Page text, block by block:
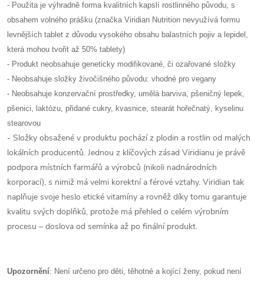
- Použita je výhradně forma kvalitních kapslí rostlinného původu, s
obsahem volného prášku (značka Viridian Nutrition nevyužívá formu
levnějších tablet z důvodu vysokého obsahu balastních pojiv a lepidel,
která mohou tvořit až 50% tablety)
- Produkt neobsahuje geneticky modifikované, či ozařované složky
- Neobsahuje složky živočišného původu: vhodné pro vegany
- Neobsahuje konzervační prostředky, umělá barviva, pšeničný lepek,
pšenici, laktózu, přidané cukry, kvasnice, stearát hořečnatý, kyselinu
stearovou
- Složky obsažené v produktu pochází z plodin a rostlin od malých
lokálních producentů. Jednou z klíčových zásad Viridianu je právě
podpora místních farmářů a výrobců (nikoli nadnárodních
korporací), s nimiž má velmi korektní a férové vztahy. Viridian tak
naplňuje svoje heslo etické vitamíny a rovněž díky tomu garantuje
kvalitu svých doplňků, protože má přehled o celém výrobním
procesu – doslova od semínka až po finální produkt.
Upozornění: Není určeno pro děti, těhotné a kojící ženy, pokud není